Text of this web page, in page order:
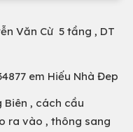
Văn Cừ 5 tầng , DT
em Hiếu Nhà Đep
, cách cầu
ra vào , thông sang